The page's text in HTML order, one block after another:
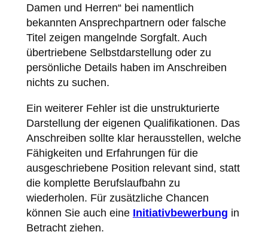
Damen und Herren“ bei namentlich
bekannten Ansprechpartnern oder falsche
Titel zeigen mangelnde Sorgfalt. Auch
übertriebene Selbstdarstellung oder zu
persönliche Details haben im Anschreiben
nichts zu suchen.
Ein weiterer Fehler ist die unstrukturierte
Darstellung der eigenen Qualifikationen. Das
Anschreiben sollte klar herausstellen, welche
Fähigkeiten und Erfahrungen für die
ausgeschriebene Position relevant sind, statt
die komplette Berufslaufbahn zu
wiederholen. Für zusätzliche Chancen
können Sie auch eine Initiativbewerbung in
Betracht ziehen.